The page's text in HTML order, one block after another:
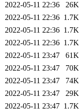
2022-05-11 22:36
26K
2022-05-11 22:36 1.7K
2022-05-11 22:36 1.7K
2022-05-11 22:36 1.7K
2022-05-11 23:47
61K
2022-05-11 23:47
70K
2022-05-11 23:47
74K
2022-05-11 23:47
29K
2022-05-11 23:47 1.7K